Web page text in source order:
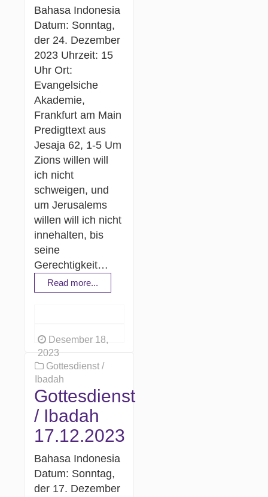
Bahasa Indonesia
Datum: Sonntag,
der 24. Dezember
2023 Uhrzeit: 15
Uhr Ort:
Evangelsiche
Akademie,
Frankfurt am Main
Predigttext aus
Jesaja 62, 1-5 Um
Zions willen will
ich nicht
schweigen, und
um Jerusalems
willen will ich nicht
innehalten, bis
seine
Gerechtigkeit…
Read more...
Desember 18,
2023
Gottesdienst /
Ibadah
Gottesdienst
/ Ibadah
17.12.2023
Bahasa Indonesia
Datum: Sonntag,
der 17. Dezember